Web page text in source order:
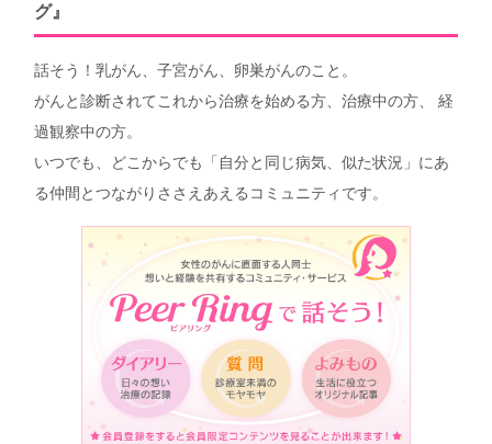
グ』
話そう！乳がん、子宮がん、卵巣がんのこと。
がんと診断されてこれから治療を始める方、治療中の方、 経
過観察中の方。
いつでも、どこからでも「自分と同じ病気、似た状況」にあ
る仲間とつながりささえあえるコミュニティです。